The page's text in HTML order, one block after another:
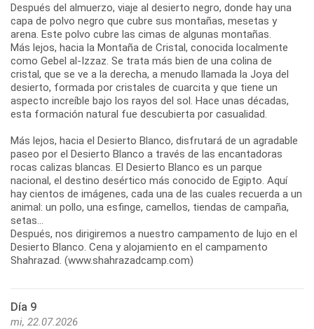
Después del almuerzo, viaje al desierto negro, donde hay una
capa de polvo negro que cubre sus montañas, mesetas y
arena. Este polvo cubre las cimas de algunas montañas.
Más lejos, hacia la Montaña de Cristal, conocida localmente
como Gebel al-Izzaz. Se trata más bien de una colina de
cristal, que se ve a la derecha, a menudo llamada la Joya del
desierto, formada por cristales de cuarcita y que tiene un
aspecto increíble bajo los rayos del sol. Hace unas décadas,
esta formación natural fue descubierta por casualidad.
Más lejos, hacia el Desierto Blanco, disfrutará de un agradable
paseo por el Desierto Blanco a través de las encantadoras
rocas calizas blancas. El Desierto Blanco es un parque
nacional, el destino desértico más conocido de Egipto. Aquí
hay cientos de imágenes, cada una de las cuales recuerda a un
animal: un pollo, una esfinge, camellos, tiendas de campaña,
setas...
Después, nos dirigiremos a nuestro campamento de lujo en el
Desierto Blanco. Cena y alojamiento en el campamento
Shahrazad. (www.shahrazadcamp.com)
Día 9
mi, 22.07.2026